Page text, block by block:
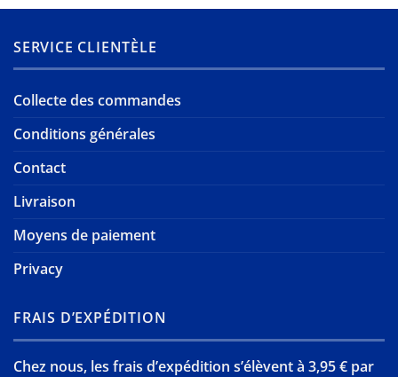
SERVICE CLIENTÈLE
Collecte des commandes
Conditions générales
Contact
Livraison
Moyens de paiement
Privacy
FRAIS D’EXPÉDITION
Chez nous, les frais d’expédition s’élèvent à 3,95 € par